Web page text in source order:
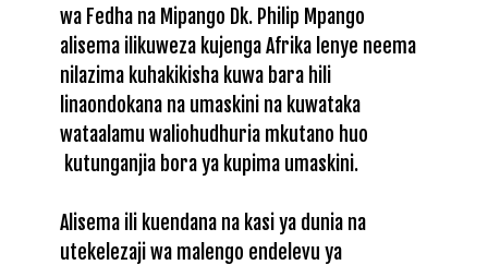
wa Fedha na Mipango Dk. Philip Mpango
alisema ilikuweza kujenga Afrika lenye neema
nilazima kuhakikisha kuwa bara hili
linaondokana na umaskini na kuwataka
wataalamu waliohudhuria mkutano huo
kutunganjia bora ya kupima umaskini.
Alisema ili kuendana na kasi ya dunia na
utekelezaji wa malengo endelevu ya